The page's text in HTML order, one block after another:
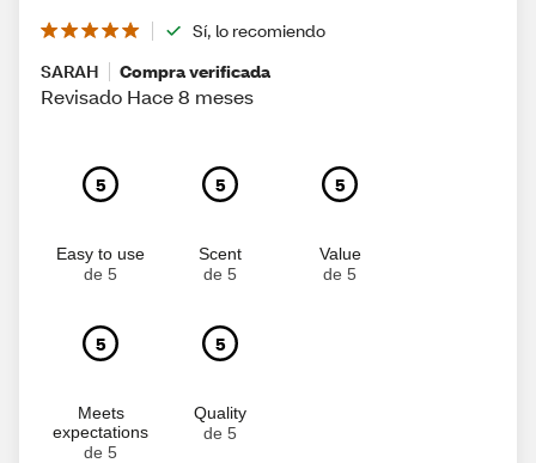
Sí, lo recomiendo
SARAH
Compra verificada
Revisado Hace 8 meses
5
Easy to use
de 5
5
Scent
de 5
5
Value
de 5
5
Meets
expectations
de 5
5
Quality
de 5